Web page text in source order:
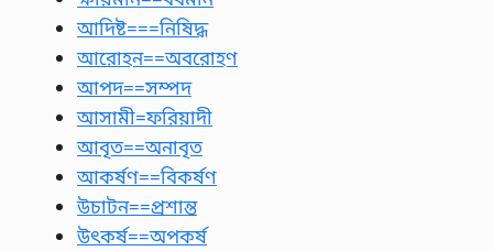
আদিষ্ট===নিষিদ্ধ
আরোহন==অবরোহণ
আপদ==সম্পদ
আসামী=ফরিয়াদী
আবৃত==অনাবৃত
আকর্ষণ==বিকর্ষণ
উচাটন==প্রশান্ত
উৎকর্ষ==অপকর্ষ